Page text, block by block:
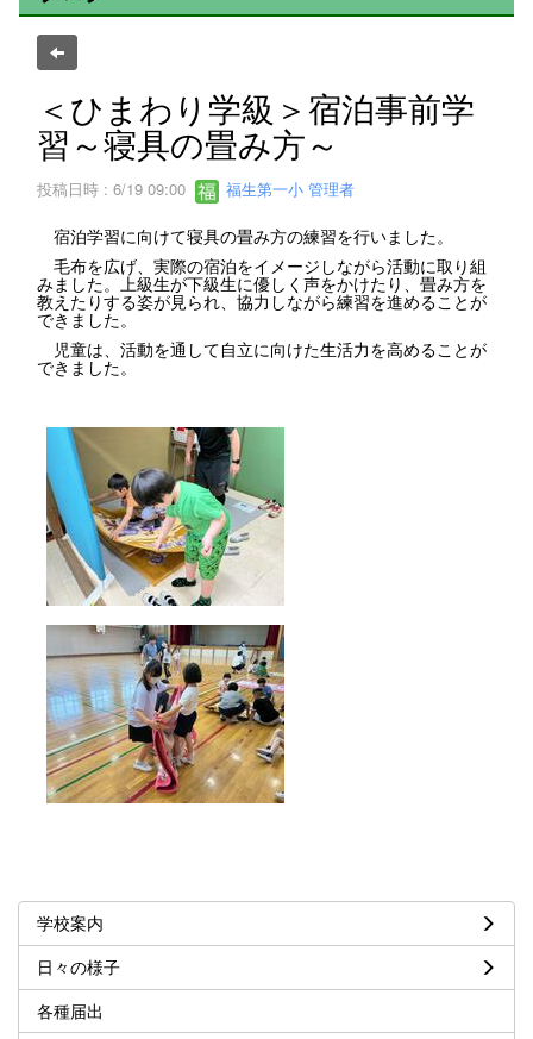
＜ひまわり学級＞宿泊事前学
習～寝具の畳み方～
投稿日時 : 6/19 09:00 福生第一小 管理者
宿泊学習に向けて寝具の畳み方の練習を行いました。
毛布を広げ、実際の宿泊をイメージしながら活動に取り組
みました。上級生が下級生に優しく声をかけたり、畳み方を
教えたりする姿が見られ、協力しながら練習を進めることが
できました。
児童は、活動を通して自立に向けた生活力を高めることが
できました。
学校案内
日々の様子
各種届出